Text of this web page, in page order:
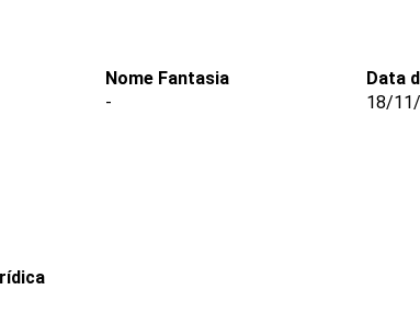
Nome Fantasia
-
Data
18/